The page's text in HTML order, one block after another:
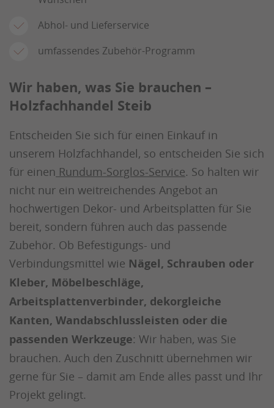
Abhol- und Lieferservice
umfassendes Zubehör-Programm
Wir haben, was Sie brauchen –
Holzfachhandel Steib
Entscheiden Sie sich für einen Einkauf in
unserem Holzfachhandel, so entscheiden Sie sich
für einen Rundum-Sorglos-Service. So halten wir
nicht nur ein weitreichendes Angebot an
hochwertigen Dekor- und Arbeitsplatten für Sie
bereit, sondern führen auch das passende
Zubehör. Ob Befestigungs- und
Verbindungsmittel wie Nägel, Schrauben oder
Kleber, Möbelbeschläge,
Arbeitsplattenverbinder, dekorgleiche
Kanten, Wandabschlussleisten oder die
passenden Werkzeuge: Wir haben, was Sie
brauchen. Auch den Zuschnitt übernehmen wir
gerne für Sie – damit am Ende alles passt und Ihr
Projekt gelingt.